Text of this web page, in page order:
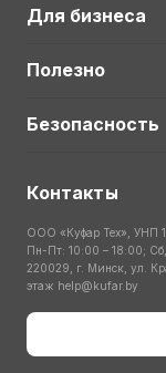
Для бизнеса
Полезно
Безопасность
Контакты
ООО «Куфар Тех», УНП
Пн-Пт: 10:00 – 18:00;
220029, г. Минск, ул.
этаж help@kufar.by